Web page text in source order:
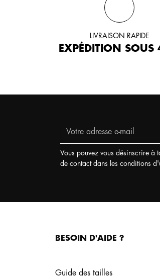
LIVRAISON RAPIDE
EXPÉDITION SOUS
Vous pouvez vous désinscrire à
de contact dans les conditions
BESOIN D'AIDE ?
Guide des tailles